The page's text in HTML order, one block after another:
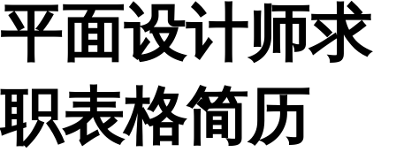
平面设计师求
职表格简历